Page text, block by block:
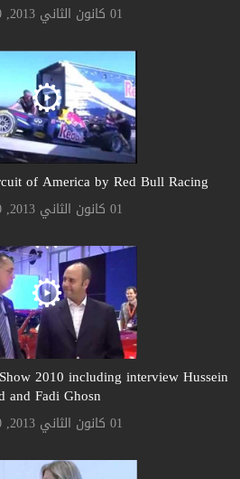
01 كانون الثاني 2013, 12:00 ص
of America by Red Bull Racing
01 كانون الثاني 2013, 12:00 ص
2010 including interview Hussein
and Fadi Ghosn
01 كانون الثاني 2013, 12:00 ص